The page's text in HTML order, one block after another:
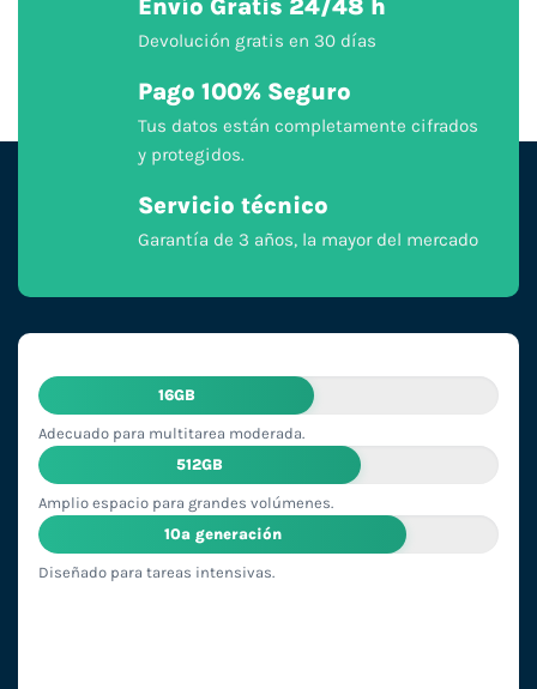
Envío Gratis 24/48 h
Devolución gratis en 30 días
Pago 100% Seguro
Tus datos están completamente cifrados
y protegidos.
Servicio técnico
Garantía de 3 años, la mayor del mercado
16GB
Adecuado para multitarea moderada.
512GB
Amplio espacio para grandes volúmenes.
10ª generación
Diseñado para tareas intensivas.